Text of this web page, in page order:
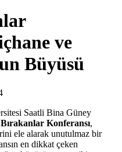
ve
Büyüsü
Saatli Bina Güney
Konferansı,
ele alarak unutulmaz bir
en dikkat çeken